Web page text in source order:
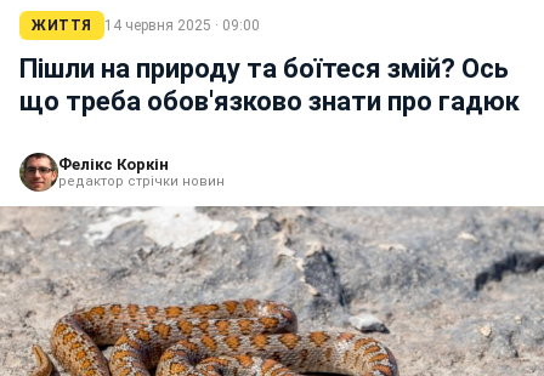
ЖИТТЯ 14 червня 2025 · 09:00
Пішли на природу та боїтеся змій? Ось
що треба обов'язково знати про гадюк
Фелікс Коркін
редактор стрічки новин